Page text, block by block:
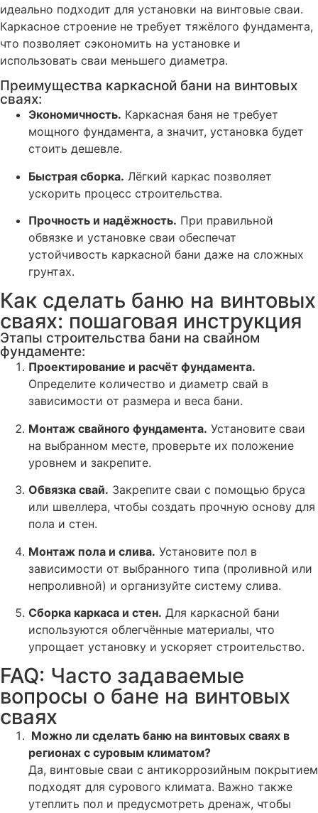
идеально подходит для установки на винтовые сваи.
Каркасное строение не требует тяжёлого фундамента,
что позволяет сэкономить на установке и
использовать сваи меньшего диаметра.
Преимущества каркасной бани на винтовых
сваях:
Экономичность. Каркасная баня не требует
мощного фундамента, а значит, установка будет
стоить дешевле.
Быстрая сборка. Лёгкий каркас позволяет
ускорить процесс строительства.
Прочность и надёжность. При правильной
обвязке и установке сваи обеспечат
устойчивость каркасной бани даже на сложных
грунтах.
Как сделать баню на винтовых
сваях: пошаговая инструкция
Этапы строительства бани на свайном
фундаменте:
Проектирование и расчёт фундамента.
Определите количество и диаметр свай в
зависимости от размера и веса бани.
Монтаж свайного фундамента. Установите сваи
на выбранном месте, проверьте их положение
уровнем и закрепите.
Обвязка свай. Закрепите сваи с помощью бруса
или швеллера, чтобы создать прочную основу для
пола и стен.
Монтаж пола и слива. Установите пол в
зависимости от выбранного типа (проливной или
непроливной) и организуйте систему слива.
Сборка каркаса и стен. Для каркасной бани
используются облегчённые материалы, что
упрощает установку и ускоряет строительство.
FAQ: Часто задаваемые
вопросы о бане на винтовых
сваях
Можно ли сделать баню на винтовых сваях в
регионах с суровым климатом?
Да, винтовые сваи с антикоррозийным покрытием
подходят для сурового климата. Важно также
утеплить пол и предусмотреть дренаж, чтобы